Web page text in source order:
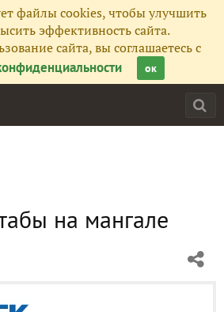
файлы cookies, чтобы улучшить
эффективность сайта.
сайта, вы соглашаетесь с
ок
на мангале